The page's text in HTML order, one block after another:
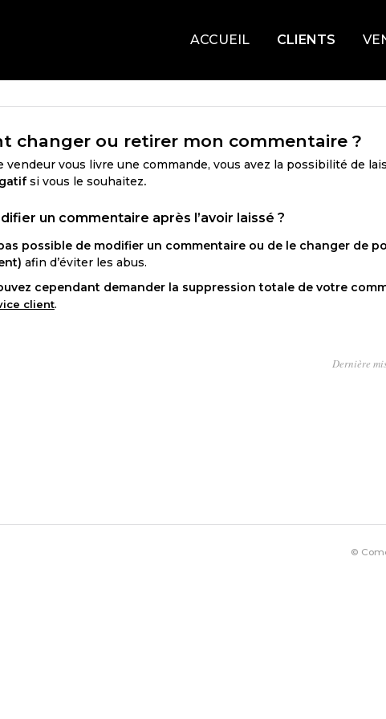
ACCUEIL CLIENTS
changer ou retirer mon commentaire ?
vendeur vous livre une commande, vous avez la possibilité de
si vous le souhaitez.
un commentaire après l’avoir laissé ?
possible de modifier un commentaire ou de le changer de
afin d’éviter les abus.
cependant demander la suppression totale de votre
client.
Dernière
©